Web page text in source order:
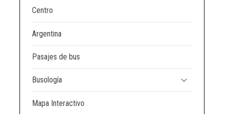
Centro
Argentina
Pasajes de bus
Busología
Mapa Interactivo